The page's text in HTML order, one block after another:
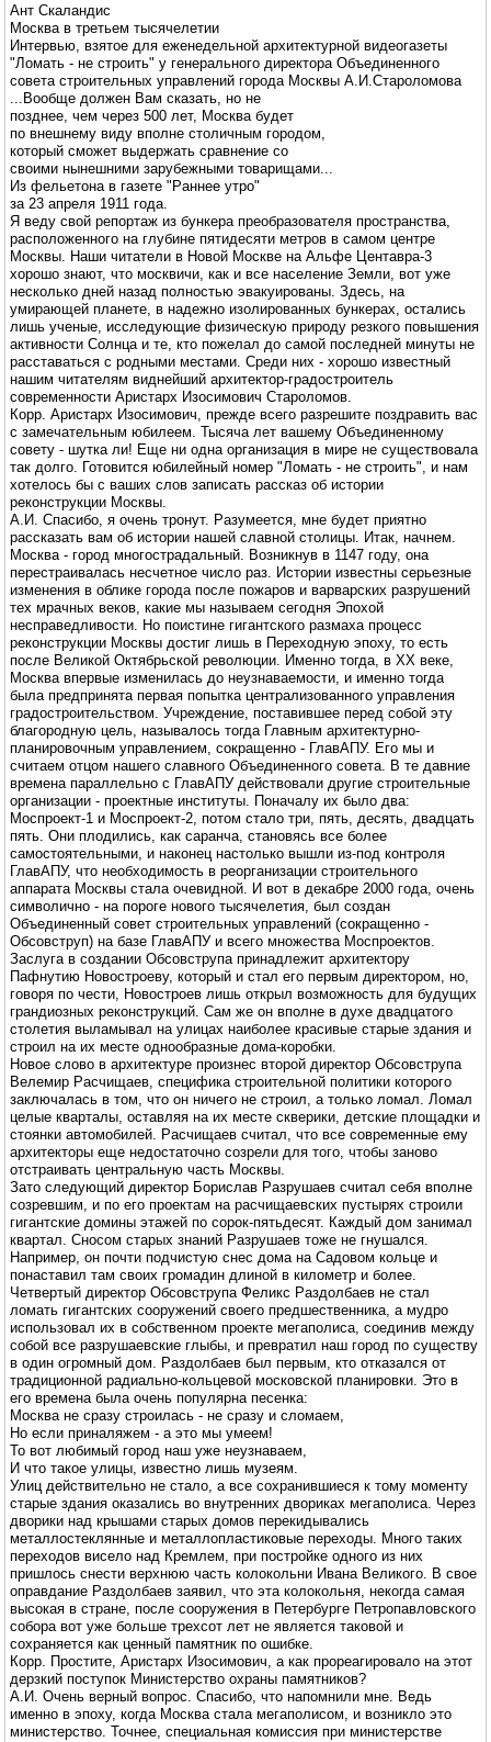
Ант Скаландис
Москва в третьем тысячелетии
Интервью, взятое для еженедельной архитектурной видеогазеты
"Ломать - не строить" у генерального директора Объединенного
совета строительных управлений города Москвы А.И.Староломова
...Вообще должен Вам сказать, но не
позднее, чем через 500 лет, Москва будет
по внешнему виду вполне столичным городом,
который сможет выдержать сравнение со
своими нынешними зарубежными товарищами...
Из фельетона в газете "Раннее утро"
за 23 апреля 1911 года.
Я веду свой репортаж из бункера преобразователя пространства,
расположенного на глубине пятидесяти метров в самом центре
Москвы. Наши читатели в Новой Москве на Альфе Центавра-3
хорошо знают, что москвичи, как и все население Земли, вот уже
несколько дней назад полностью эвакуированы. Здесь, на
умирающей планете, в надежно изолированных бункерах, остались
лишь ученые, исследующие физическую природу резкого повышения
активности Солнца и те, кто пожелал до самой последней минуты не
расставаться с родными местами. Среди них - хорошо известный
нашим читателям виднейший архитектор-градостроитель
современности Аристарх Изосимович Староломов.
Корр. Аристарх Изосимович, прежде всего разрешите поздравить вас
с замечательным юбилеем. Тысяча лет вашему Объединенному
совету - шутка ли! Еще ни одна организация в мире не существовала
так долго. Готовится юбилейный номер "Ломать - не строить", и нам
хотелось бы с ваших слов записать рассказ об истории
реконструкции Москвы.
А.И. Спасибо, я очень тронут. Разумеется, мне будет приятно
рассказать вам об истории нашей славной столицы. Итак, начнем.
Москва - город многострадальный. Возникнув в 1147 году, она
перестраивалась несчетное число раз. Истории известны серьезные
изменения в облике города после пожаров и варварских разрушений
тех мрачных веков, какие мы называем сегодня Эпохой
несправедливости. Но поистине гигантского размаха процесс
реконструкции Москвы достиг лишь в Переходную эпоху, то есть
после Великой Октябрьской революции. Именно тогда, в XX веке,
Москва впервые изменилась до неузнаваемости, и именно тогда
была предпринята первая попытка централизованного управления
градостроительством. Учреждение, поставившее перед собой эту
благородную цель, называлось тогда Главным архитектурно-
планировочным управлением, сокращенно - ГлавАПУ. Его мы и
считаем отцом нашего славного Объединенного совета. В те давние
времена параллельно с ГлавАПУ действовали другие строительные
организации - проектные институты. Поначалу их было два:
Моспроект-1 и Моспроект-2, потом стало три, пять, десять, двадцать
пять. Они плодились, как саранча, становясь все более
самостоятельными, и наконец настолько вышли из-под контроля
ГлавАПУ, что необходимость в реорганизации строительного
аппарата Москвы стала очевидной. И вот в декабре 2000 года, очень
символично - на пороге нового тысячелетия, был создан
Объединенный совет строительных управлений (сокращенно -
Обсовструп) на базе ГлавАПУ и всего множества Моспроектов.
Заслуга в создании Обсовструпа принадлежит архитектору
Пафнутию Новостроеву, который и стал его первым директором, но,
говоря по чести, Новостроев лишь открыл возможность для будущих
грандиозных реконструкций. Сам же он вполне в духе двадцатого
столетия выламывал на улицах наиболее красивые старые здания и
строил на их месте однообразные дома-коробки.
Новое слово в архитектуре произнес второй директор Обсовструпа
Велемир Расчищаев, специфика строительной политики которого
заключалась в том, что он ничего не строил, а только ломал. Ломал
целые кварталы, оставляя на их месте скверики, детские площадки и
стоянки автомобилей. Расчищаев считал, что все современные ему
архитекторы еще недостаточно созрели для того, чтобы заново
отстраивать центральную часть Москвы.
Зато следующий директор Борислав Разрушаев считал себя вполне
созревшим, и по его проектам на расчищаевских пустырях строили
гигантские домины этажей по сорок-пятьдесят. Каждый дом занимал
квартал. Сносом старых знаний Разрушаев тоже не гнушался.
Например, он почти подчистую снес дома на Садовом кольце и
понаставил там своих громадин длиной в километр и более.
Четвертый директор Обсовструпа Феликс Раздолбаев не стал
ломать гигантских сооружений своего предшественника, а мудро
использовал их в собственном проекте мегаполиса, соединив между
собой все разрушаевские глыбы, и превратил наш город по существу
в один огромный дом. Раздолбаев был первым, кто отказался от
традиционной радиально-кольцевой московской планировки. Это в
его времена была очень популярна песенка:
Москва не сразу строилась - не сразу и сломаем,
Но если приналяжем - а это мы умеем!
То вот любимый город наш уже неузнаваем,
И что такое улицы, известно лишь музеям.
Улиц действительно не стало, а все сохранившиеся к тому моменту
старые здания оказались во внутренних двориках мегаполиса. Через
дворики над крышами старых домов перекидывались
металлостеклянные и металлопластиковые переходы. Много таких
переходов висело над Кремлем, при постройке одного из них
пришлось снести верхнюю часть колокольни Ивана Великого. В свое
оправдание Раздолбаев заявил, что эта колокольня, некогда самая
высокая в стране, после сооружения в Петербурге Петропавловского
собора вот уже больше трехсот лет не является таковой и
сохраняется как ценный памятник по ошибке.
Корр. Простите, Аристарх Изосимович, а как прореагировало на этот
дерзкий поступок Министерство охраны памятников?
А.И. Очень верный вопрос. Спасибо, что напомнили мне. Ведь
именно в эпоху, когда Москва стала мегаполисом, и возникло это
министерство. Точнее, специальная комиссия при министерстве